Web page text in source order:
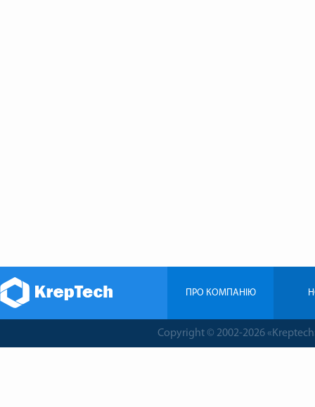
ПРО КОМПАНIЮ
Copyright © 2002-2026